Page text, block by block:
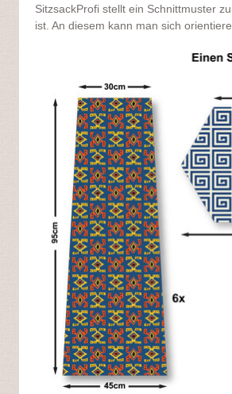
SitzsackProfi stellt ein Schnittmuster
ist. An diesem kann man sich